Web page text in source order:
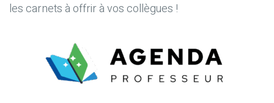
les carnets à offrir à vos collègues !